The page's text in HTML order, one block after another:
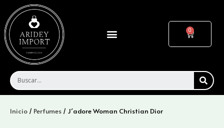
contenido
Menu Cart
Inicio / Perfumes / J´adore Woman Christian Dior